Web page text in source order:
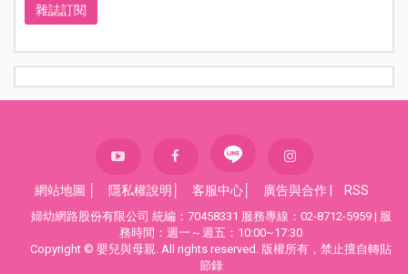
雜誌訂閱
網站地圖 隱私權說明 客服中心 廣告與合作 RSS
婦幼網路股份有限公司 統編：70458331 服務專線：02-8712-5959 | 服
務時間：週一～週五：10:00~17:30
Copyright © 嬰兒與母親. All rights reserved. 版權所有，禁止擅自轉貼
節錄